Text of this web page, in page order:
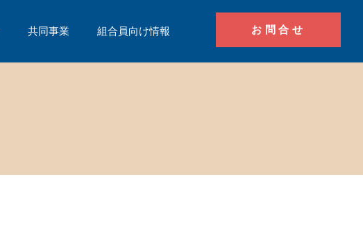
お問合せ
共同事業 組合員向け情報